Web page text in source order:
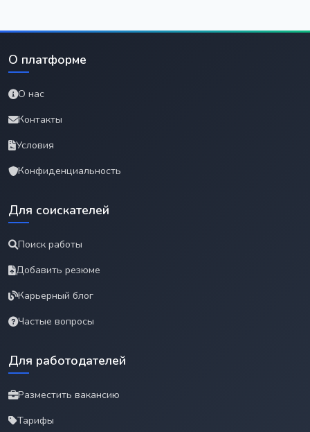
О платформе
О нас
Контакты
Условия
Конфиденциальность
Для соискателей
Поиск работы
Добавить резюме
Карьерный блог
Частые вопросы
Для работодателей
Разместить вакансию
Тарифы